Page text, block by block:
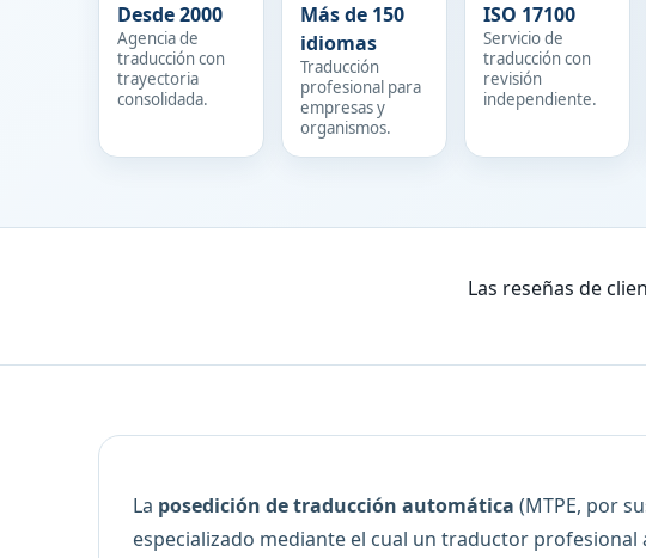
Desde 2000
Agencia de
traducción con
trayectoria
consolidada.
Más de 150
idiomas
Traducción
profesional para
empresas y
organismos.
ISO 17100
Servicio de
traducción con
revisión
independiente.
Las reseñas de
La posedición de traducción automática (MTPE, por
especializado mediante el cual un traductor